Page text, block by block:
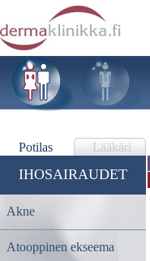
Potilas Lääkäri
IHOSAIRAUDET
Akne
Atooppinen ekseema